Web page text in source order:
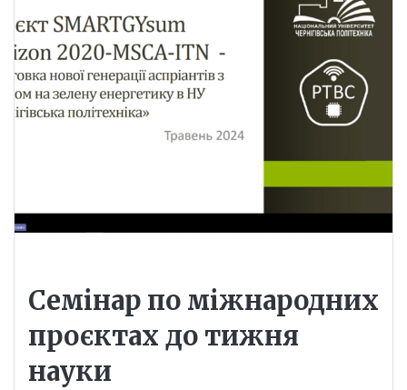
Семінар по міжнародних
проєктах до тижня
науки